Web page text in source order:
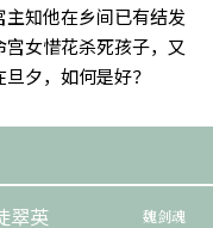
知他在乡间已有结发
女惜花杀死孩子，又
夕，如何是好？
翠英 魏剑魂